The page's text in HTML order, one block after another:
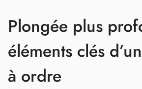
Plongée plus
éléments clés
à ordre